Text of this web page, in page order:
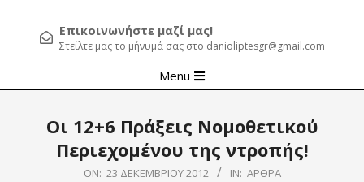
Επικοινωνήστε μαζί μας!
Στείλτε μας το μήνυμά σας στο danioliptesgr@gmail.com
Navigation
Menu
Οι 12+6 Πράξεις Νομοθετικού
Περιεχομένου της ντροπής!
ON: 23 ΔΕΚΕΜΒΡΊΟΥ 2012 IN: ΆΡΘΡΑ